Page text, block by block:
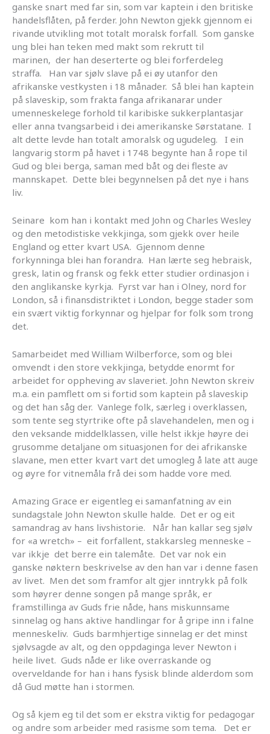
ganske snart med far sin, som var kaptein i den britiske
handelsflåten, på ferder. John Newton gjekk gjennom ei
rivande utvikling mot totalt moralsk forfall. Som ganske
ung blei han teken med makt som rekrutt til
marinen, der han deserterte og blei forferdeleg
straffa. Han var sjølv slave på ei øy utanfor den
afrikanske vestkysten i 18 månader. Så blei han kaptein
på slaveskip, som frakta fanga afrikanarar under
umenneskelege forhold til karibiske sukkerplantasjar
eller anna tvangsarbeid i dei amerikanske Sørstatane. I
alt dette levde han totalt amoralsk og ugudeleg. I ein
langvarig storm på havet i 1748 begynte han å rope til
Gud og blei berga, saman med båt og dei fleste av
mannskapet. Dette blei begynnelsen på det nye i hans
liv.
Seinare kom han i kontakt med John og Charles Wesley
og den metodistiske vekkjinga, som gjekk over heile
England og etter kvart USA. Gjennom denne
forkynninga blei han forandra. Han lærte seg hebraisk,
gresk, latin og fransk og fekk etter studier ordinasjon i
den anglikanske kyrkja. Fyrst var han i Olney, nord for
London, så i finansdistriktet i London, begge stader som
ein svært viktig forkynnar og hjelpar for folk som trong
det.
Samarbeidet med William Wilberforce, som og blei
omvendt i den store vekkjinga, betydde enormt for
arbeidet for oppheving av slaveriet. John Newton skreiv
m.a. ein pamflett om si fortid som kaptein på slaveskip
og det han såg der. Vanlege folk, særleg i overklassen,
som tente seg styrtrike ofte på slavehandelen, men og i
den veksande middelklassen, ville helst ikkje høyre dei
grusomme detaljane om situasjonen for dei afrikanske
slavane, men etter kvart vart det umogleg å late att auge
og øyre for vitnemåla frå dei som hadde vore med.
Amazing Grace er eigentleg ei samanfatning av ein
sundagstale John Newton skulle halde. Det er og eit
samandrag av hans livshistorie. Når han kallar seg sjølv
for «a wretch» – eit forfallent, stakkarsleg menneske –
var ikkje det berre ein talemåte. Det var nok ein
ganske nøktern beskrivelse av den han var i denne fasen
av livet. Men det som framfor alt gjer inntrykk på folk
som høyrer denne songen på mange språk, er
framstillinga av Guds frie nåde, hans miskunnsame
sinnelag og hans aktive handlingar for å gripe inn i falne
menneskeliv. Guds barmhjertige sinnelag er det minst
sjølvsagde av alt, og den oppdaginga lever Newton i
heile livet. Guds nåde er like overraskande og
overveldande for han i hans fysisk blinde alderdom som
då Gud møtte han i stormen.
Og så kjem eg til det som er ekstra viktig for pedagogar
og andre som arbeider med rasisme som tema. Det er